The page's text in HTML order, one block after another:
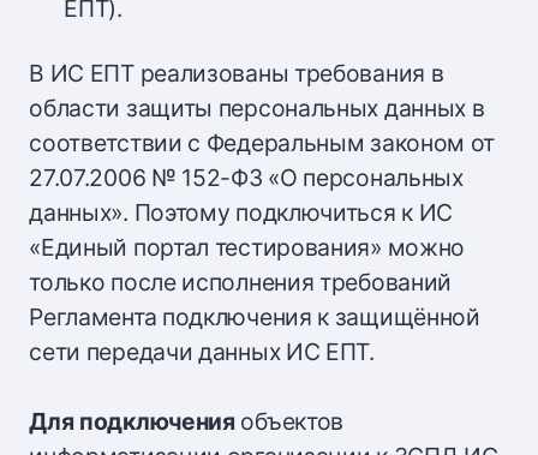
ЕПТ).
В ИС ЕПТ реализованы требования в
области защиты персональных данных в
соответствии с Федеральным законом от
27.07.2006 № 152-ФЗ «О персональных
данных». Поэтому подключиться к ИС
«Единый портал тестирования» можно
только после исполнения требований
Регламента подключения к защищённой
сети передачи данных ИС ЕПТ.
Для подключения объектов